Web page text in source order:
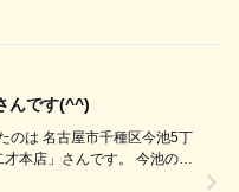
んです(^^)